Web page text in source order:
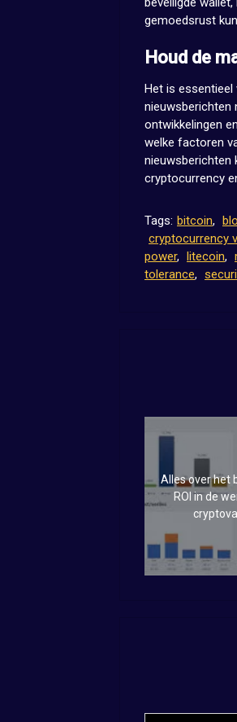
gemoedsrust
Houd de
Het is essentieel
nieuwsberichten
ontwikkelingen
welke factoren
nieuwsberichten
cryptocurrency
Tags: bitcoin,
cryptocurrency
power, litecoin,
tolerance,
Alles over het
ROI in de